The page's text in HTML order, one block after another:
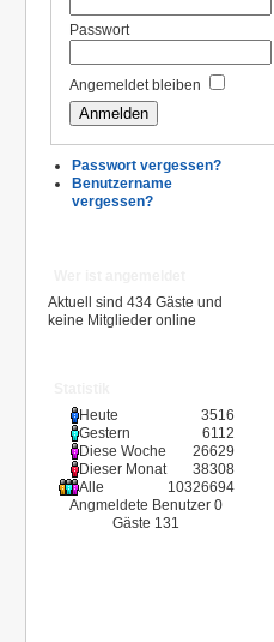
Passwort
Angemeldet bleiben
Passwort vergessen?
Benutzername
vergessen?
Aktuell sind 434 Gäste und
keine Mitglieder online
Heute
3516
Gestern
6112
Diese Woche
26629
Dieser Monat
38308
Alle
10326694
Angmeldete Benutzer 0
Gäste 131